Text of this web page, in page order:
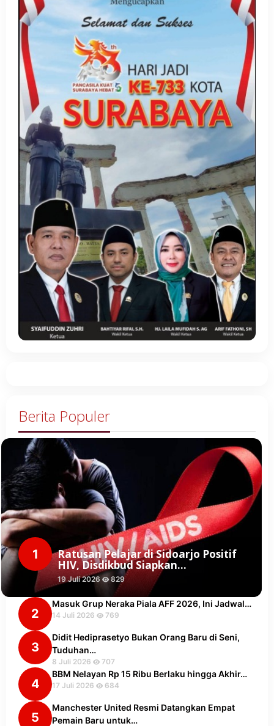
Berita Populer
1 Ratusan Pelajar di Sidoarjo Positif
HIV, Disdikbud Siapkan…
19 Juli 2026 829
2
Masuk Grup Neraka Piala AFF 2026, Ini Jadwal…
14 Juli 2026 769
3
Didit Hediprasetyo Bukan Orang Baru di Seni,
Tuduhan…
8 Juli 2026 707
4
BBM Nelayan Rp 15 Ribu Berlaku hingga Akhir…
17 Juli 2026 684
5
Manchester United Resmi Datangkan Empat
Pemain Baru untuk…